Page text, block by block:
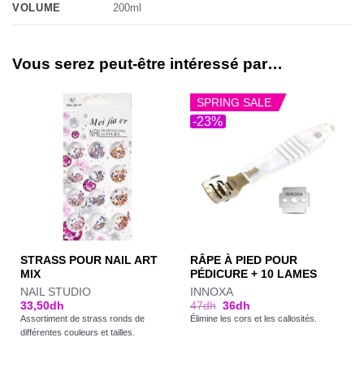
VOLUME 200ml
Vous serez peut-être intéressé par…
STRASS POUR NAIL ART
MIX
NAIL STUDIO
33,50dh
Assortiment de strass ronds de
différentes couleurs et tailles.
-23%
SPRING SALE
RÂPE À PIED POUR
PÉDICURE + 10 LAMES
INNOXA
47dh 36dh
Élimine les cors et les callosités.